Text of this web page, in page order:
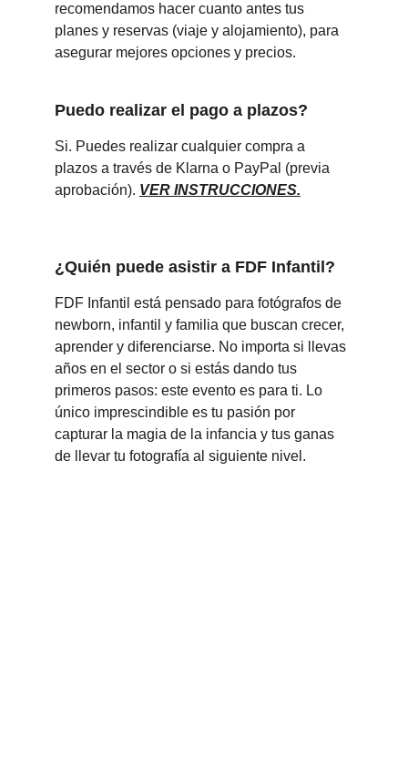
¿Quién puede asistir a FDF Infantil?
FDF Infantil está pensado para fotógrafos de
newborn, infantil y familia que buscan crecer,
aprender y diferenciarse. No importa si llevas
años en el sector o si estás dando tus
primeros pasos: este evento es para ti. Lo
único imprescindible es tu pasión por
capturar la magia de la infancia y tus ganas
de llevar tu fotografía al siguiente nivel.
Puedo realizar el pago a plazos?
Si. Puedes realizar cualquier compra a
plazos a través de Klarna o PayPal (previa
aprobación). VER INSTRUCCIONES.
recomendamos hacer cuanto antes tus
planes y reservas (viaje y alojamiento), para
asegurar mejores opciones y precios.